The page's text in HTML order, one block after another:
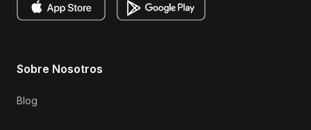
Sobre Nosotros
Blog